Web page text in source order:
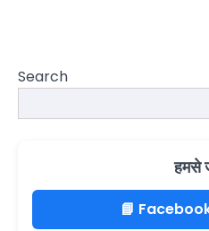
Search
हमसे
📘